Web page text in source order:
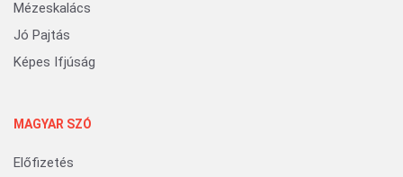
Mézeskalács
Jó Pajtás
Képes Ifjúság
MAGYAR SZÓ
Előfizetés